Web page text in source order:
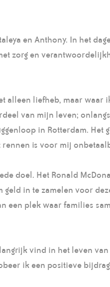
en Anthony. In het
zorg en
alleen liefheb, maar waar
van mijn leven;
in Rotterdam. Het
is voor mij
doel. Het Ronald
in te zamelen voor
een plek waar families
vind in het leven
ik een positieve